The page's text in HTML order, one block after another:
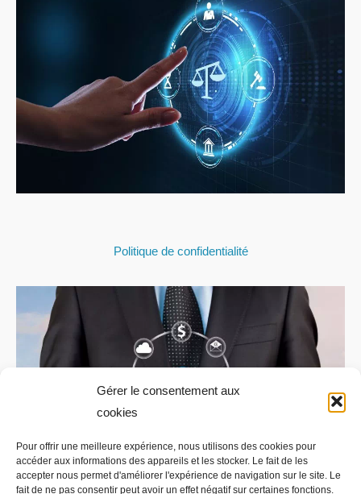
Gérer le consentement aux
cookies
Pour offrir une meilleure expérience, nous utilisons des cookies pour
accéder aux informations des appareils et les stocker. Le fait de les
accepter nous permet d'améliorer l'expérience de navigation sur le site. Le
fait de ne pas consentir peut avoir un effet négatif sur certaines fonctions.
Politique de confidentialité